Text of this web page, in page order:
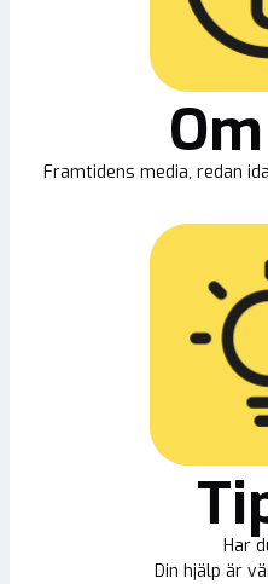
Framtidens media, redan
Har
Din hjälp är